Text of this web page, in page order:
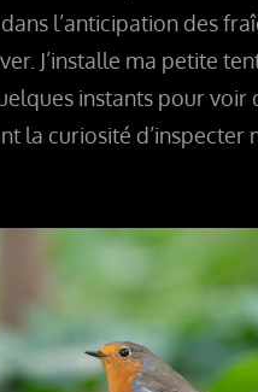
l’anticipation des
J’installe ma petite
instants pour voir
la curiosité d’inspecter